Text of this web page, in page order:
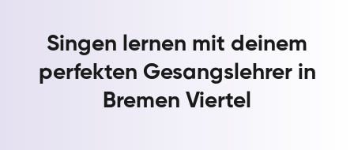
Singen lernen mit deinem
perfekten Gesangslehrer in
Bremen Viertel